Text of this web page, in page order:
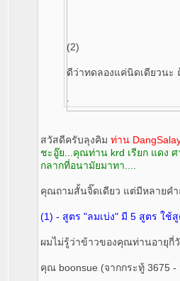
(2)
ดีว่าทดลองแค่นิดเดียวนะ
สวัสดีครับลุงคิม ท่าน
ชะอู๊ย...คุณท่าน krd เรียก แดง
กลากที่อนามัยมาทา....
คุณถามสั้นจิ๊ดเดียว แต่มีหลายค
(1) - สูตร "ลมเบ่ง" มี 5 สูตร ใช้
ผมไม่รู้ว่าข้าวของคุณท่านอายุกี่
คุณ boonsue (จากกระทู้ 3675